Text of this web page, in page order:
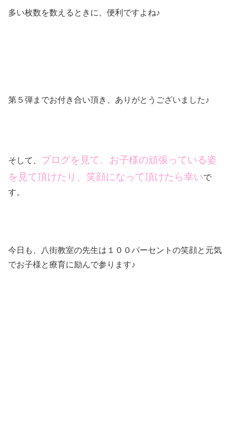
多い枚数を数えるときに、便利ですよね♪
第５弾までお付き合い頂き、ありがとうございました♪
そして、
ブログを見て、お子様の頑張っている姿
を見て頂けたり、笑顔になって頂けたら幸いで
す。
今日も、八街教室の先生は１００パーセントの笑顔と元気
でお子様と療育に励んで参ります♪